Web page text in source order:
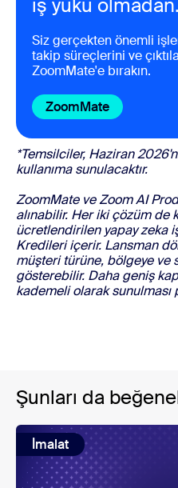
iş yükü olmadan.
Siz gerçekten önemli
takip süreçlerini ve
ZoomMate'e bırakın.
ZoomMate
*Temsilciler, Haziran
kullanıma sunulacaktır.
ZoomMate ve Zoom AI
alınabilir. Her iki çözüm de
ücretlendirilen yapay zeka
Kredileri içerir. Lansman
müşteri türüne, bölgeye ve
gösterebilir. Daha geniş
kademeli olarak sunulması
Şunları da
İmalat